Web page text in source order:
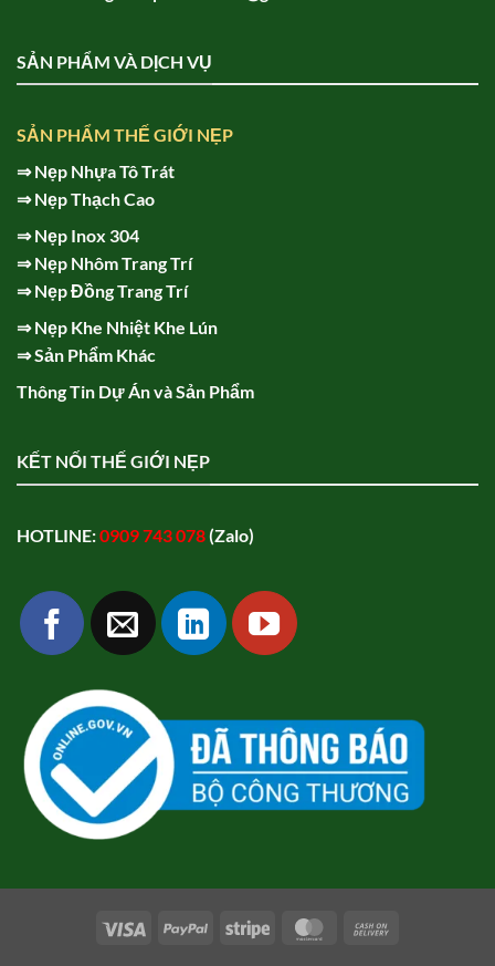
SẢN PHẨM VÀ DỊCH VỤ
SẢN PHẨM THẾ GIỚI NẸP
⇒Nẹp Nhựa Tô Trát
⇒Nẹp Thạch Cao
⇒Nẹp Inox 304
⇒Nẹp Nhôm Trang Trí
⇒Nẹp Đồng Trang Trí
⇒Nẹp Khe Nhiệt Khe Lún
⇒Sản Phẩm Khác
Thông Tin Dự Án và Sản Phẩm
KẾT NỐI THẾ GIỚI NẸP
HOTLINE:0909 743 078(Zalo)
Visa PayPal Stripe MasterCard